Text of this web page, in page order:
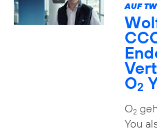
AUF
O2
O2
You